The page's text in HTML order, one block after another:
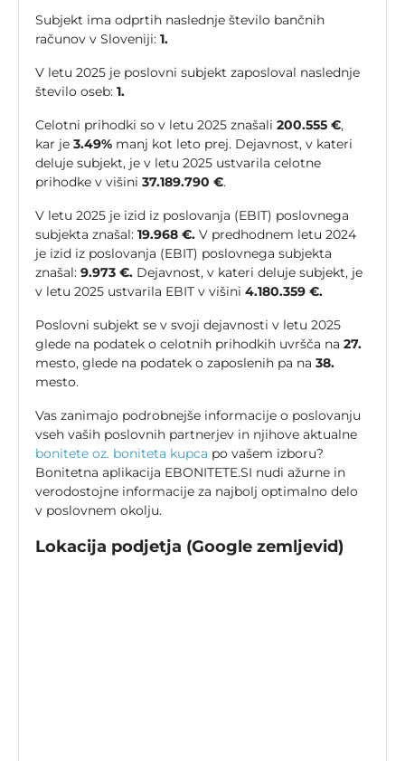
Subjekt ima odprtih naslednje število bančnih
računov v Sloveniji: 1.
V letu 2025 je poslovni subjekt zaposloval naslednje
število oseb: 1.
Celotni prihodki so v letu 2025 znašali 200.555 €,
kar je 3.49% manj kot leto prej. Dejavnost, v kateri
deluje subjekt, je v letu 2025 ustvarila celotne
prihodke v višini 37.189.790 €.
V letu 2025 je izid iz poslovanja (EBIT) poslovnega
subjekta znašal: 19.968 €. V predhodnem letu 2024
je izid iz poslovanja (EBIT) poslovnega subjekta
znašal: 9.973 €. Dejavnost, v kateri deluje subjekt, je
v letu 2025 ustvarila EBIT v višini 4.180.359 €.
Poslovni subjekt se v svoji dejavnosti v letu 2025
glede na podatek o celotnih prihodkih uvršča na 27.
mesto, glede na podatek o zaposlenih pa na 38.
mesto.
Vas zanimajo podrobnejše informacije o poslovanju
vseh vaših poslovnih partnerjev in njihove aktualne
bonitete oz. boniteta kupca po vašem izboru?
Bonitetna aplikacija EBONITETE.SI nudi ažurne in
verodostojne informacije za najbolj optimalno delo
v poslovnem okolju.
Lokacija podjetja (Google zemljevid)